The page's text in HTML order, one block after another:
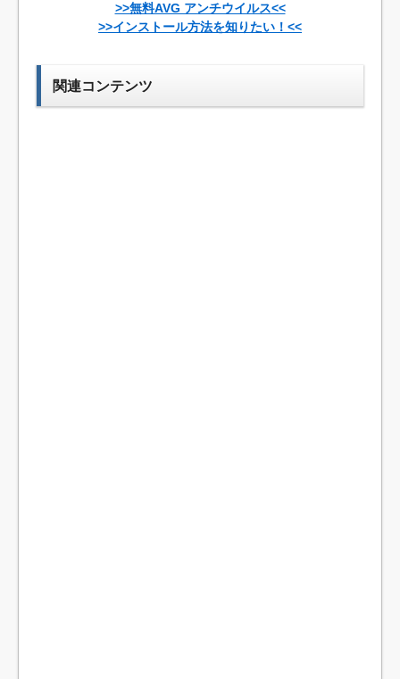
>>無料AVG アンチウイルス<<
>>インストール方法を知りたい！<<
関連コンテンツ